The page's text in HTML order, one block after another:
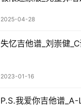
2025-04-28
失忆吉他谱_刘崇健
2023-01-16
P.S.我爱你吉他谱_A-